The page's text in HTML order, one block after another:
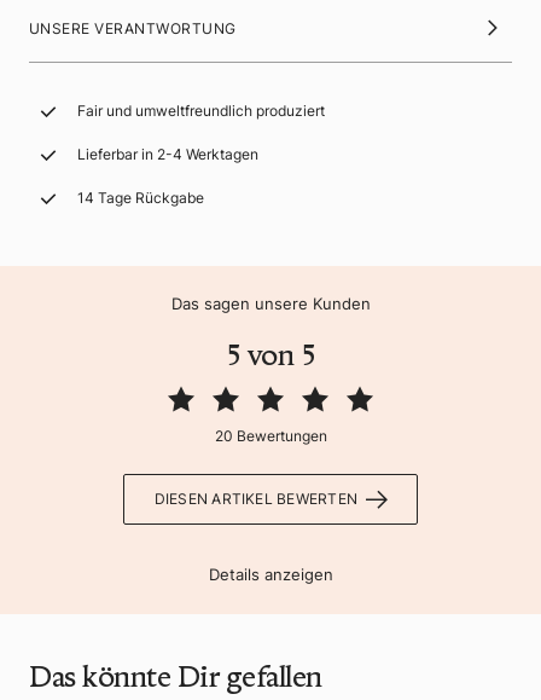
UNSERE VERANTWORTUNG
Fair und umweltfreundlich produziert
Lieferbar in 2-4 Werktagen
14 Tage Rückgabe
Das sagen unsere Kunden
5 von 5
20 Bewertungen
DIESEN ARTIKEL BEWERTEN
Details anzeigen
Das könnte Dir gefallen